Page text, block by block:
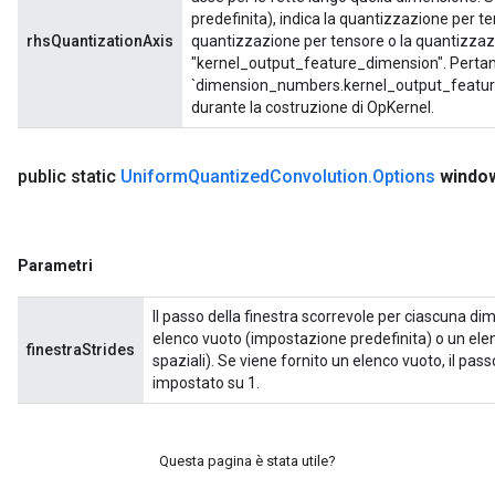
rhsQuantizationAxis
predefinita), indica la quantizzazione per
quantizzazione per tensore o la
"kernel_output_feature_dimension".
durante la costruzione di OpKernel.
public static UniformQuantizedConvolution.Options
Parametri
finestraStrides
Il passo della finestra scorrevole per ciascuna
elenco vuoto (impostazione predefinita) o un
spaziali). Se viene fornito un elenco vuoto, il
impostato su 1.
Questa pagina è stata utile?